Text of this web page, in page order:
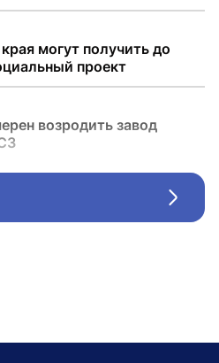
могут получить до
проект
возродить завод